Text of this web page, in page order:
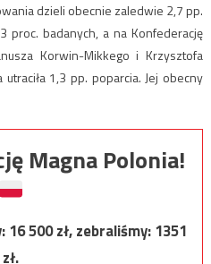
dzieli obecnie zaledwie 2,7 pp.
proc. badanych, a na Konfederację
Korwin-Mikkego i Krzysztofa
1,3 pp. poparcia. Jej obecny
Magna Polonia!
16 500zł, zebraliśmy:1351
zł.